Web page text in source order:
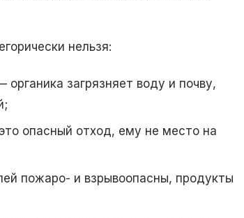
нельзя:
органика загрязняет воду и почву,
опасный отход, ему не место на
пожаро- и взрывоопасны, продукты